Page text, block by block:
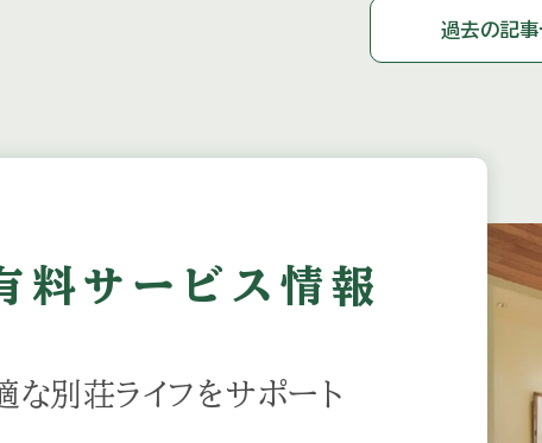
三井の森蓼科ゴルフ倶楽部「夏のディナーイベント」のご紹介
過去の記
料サービス情報
な別荘ライフをサポート